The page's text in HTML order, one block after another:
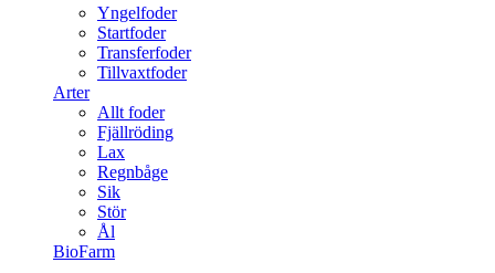
Yngelfoder
Startfoder
Transferfoder
Tillvaxtfoder
Arter
Allt foder
Fjällröding
Lax
Regnbåge
Sik
Stör
Ål
BioFarm